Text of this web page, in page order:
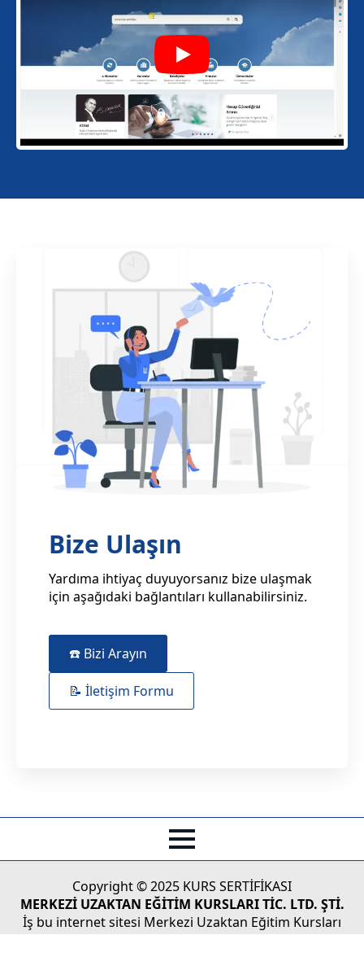
Play
Bize Ulaşın
Yardıma ihtiyaç duyuyorsanız bize ulaşmak
için aşağıdaki bağlantıları kullanabilirsiniz.
☎️ Bizi Arayın
📝 İletişim Formu
Copyright © 2025 KURS SERTİFİKASI
MERKEZİ UZAKTAN EĞİTİM KURSLARI TİC. LTD. ŞTİ.
İş bu internet sitesi Merkezi Uzaktan Eğitim Kursları